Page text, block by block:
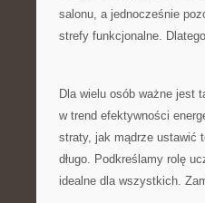
salonu, a jednocześnie
strefy funkcjonalne.
Dla wielu osób ważne jest
w trend efektywności
straty, jak mądrze ustawić
długo. Podkreślamy rolę
idealne dla wszystkich.